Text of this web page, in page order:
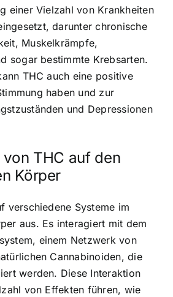
einer Vielzahl von Krankheiten
darunter chronische
Muskelkrämpfe,
sogar bestimmte Krebsarten.
THC auch eine positive
haben und zur
und Depressionen
THC auf den
Körper
verschiedene Systeme im
aus. Es interagiert mit dem
einem Netzwerk von
Cannabinoiden, die
werden. Diese Interaktion
von Effekten führen, wie